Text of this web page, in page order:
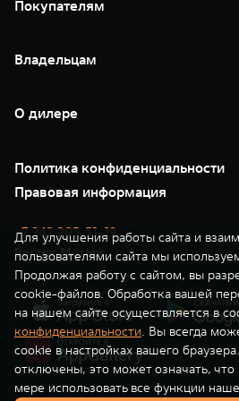
TANK 500
Покупателям
Тест-драйв
TANK Финансы
Корпоративным клиентам
Зарядные станции
Владельцам
Помощь на дороге
Новые цифровые сервисы TANK
Сервис
Нулевое ТО
Моторные масла
О дилере
35 лет GWM
GWM ТЕХ ДЕНЬ
Новости
Политика конфиденциальности
Правовая информация
+7 342 205-51-19
Восток Моторс
Для улучшения работы сайта и
пользователями сайта мы
Продолжая работу с сайтом, вы
cookie-файлов. Обработка вашей
на нашем сайте осуществляется в
конфиденциальности. Вы всегда
cookie в настройках вашего
отключены, это может означать,
мере использовать все функции